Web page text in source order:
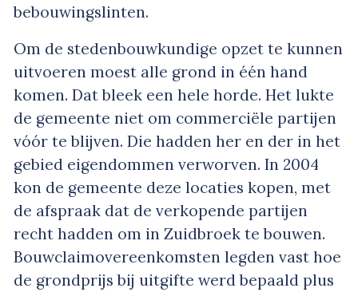
bebouwingslinten.
Om de stedenbouwkundige opzet te kunnen
uitvoeren moest alle grond in één hand
komen. Dat bleek een hele horde. Het lukte
de gemeente niet om commerciële partijen
vóór te blijven. Die hadden her en der in het
gebied eigendommen verworven. In 2004
kon de gemeente deze locaties kopen, met
de afspraak dat de verkopende partijen
recht hadden om in Zuidbroek te bouwen.
Bouwclaimovereenkomsten legden vast hoe
de grondprijs bij uitgifte werd bepaald plus